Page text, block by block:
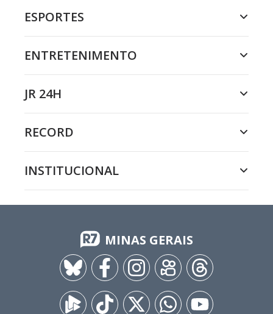
ESPORTES
ENTRETENIMENTO
JR 24H
RECORD
INSTITUCIONAL
MINAS GERAIS